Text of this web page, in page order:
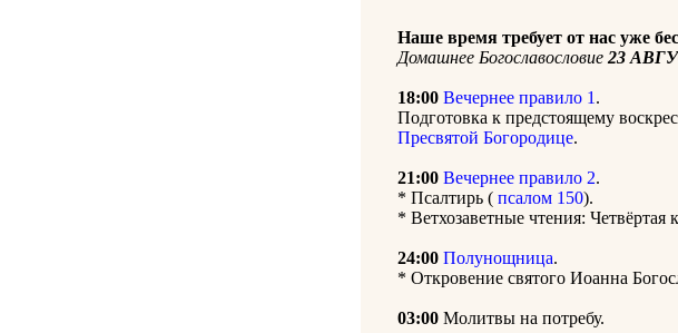
Наше время требует от нас уже
Домашнее Богославословие23
18:00 Вечернее правило 1.
Подготовка к предстоящему
Пресвятой Богородице.
21:00 Вечернее правило 2.
* Псалтирь ( псалом 150).
* Ветхозаветные чтения: Четвёртая
24:00 Полунощница.
* Откровение святого Иоанна
03:00 Молитвы на потребу.